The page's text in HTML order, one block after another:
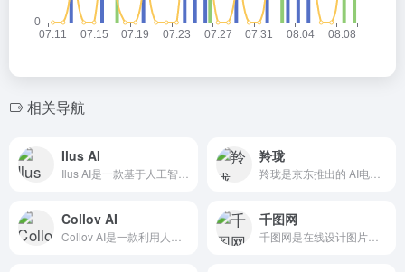
相关导航
Ilus AI 羚珑
Collov AI 千图网